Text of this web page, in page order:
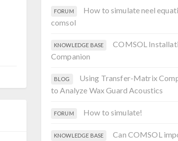
FORUM
How to simulate neel
comsol
KNOWLEDGE BASE
COMSOL
Companion
BLOG
Using Transfer-Matrix
to Analyze Wax Guard Acoustics
FORUM How to simulate!
KNOWLEDGE BASE
Can COMSOL